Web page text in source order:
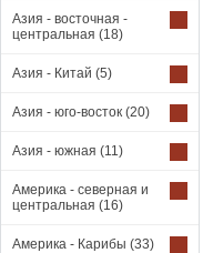
Азия - восточная -
центральная (18)
Азия - Китай (5)
Азия - юго-восток (20)
Азия - южная (11)
Америка - северная и
центральная (16)
Америка - Карибы (33)